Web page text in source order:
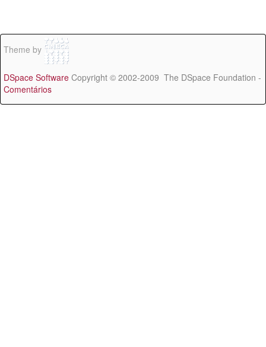
Theme by
DSpace Software Copyright © 2002-2009 The DSpace Foundation -
Comentários